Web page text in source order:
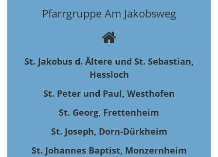
Pfarrgruppe Am Jakobsweg
St. Jakobus d. Ältere und St. Sebastian,
Hessloch
St. Peter und Paul, Westhofen
St. Georg, Frettenheim
St. Joseph, Dorn-Dürkheim
St. Johannes Baptist, Monzernheim